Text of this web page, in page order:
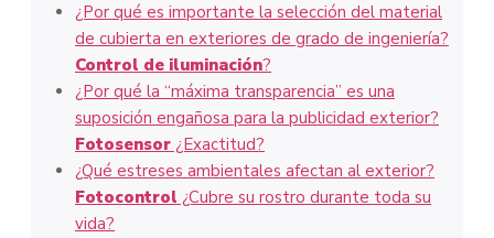
¿Por qué es importante la selección del material
de cubierta en exteriores de grado de ingeniería?
Control de iluminación?
¿Por qué la “máxima transparencia” es una
suposición engañosa para la publicidad exterior?
Fotosensor ¿Exactitud?
¿Qué estreses ambientales afectan al exterior?
Fotocontrol ¿Cubre su rostro durante toda su
vida?